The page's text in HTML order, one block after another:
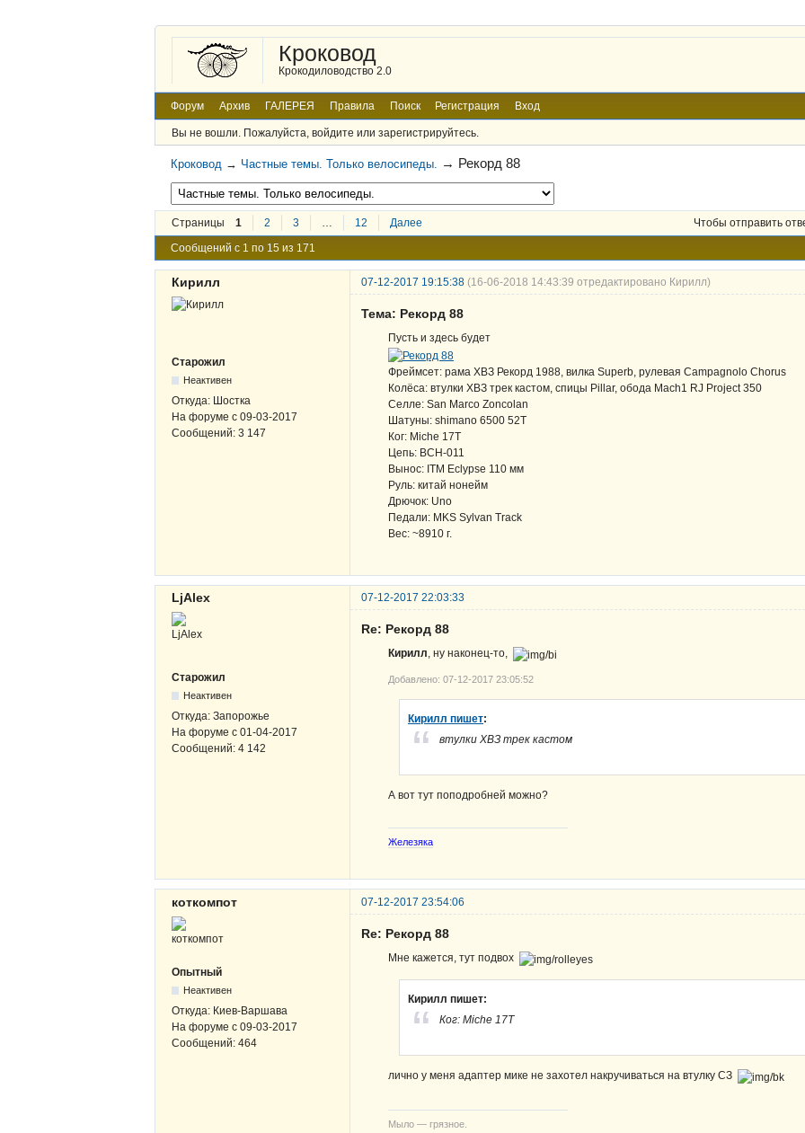
Кроковод
Крокодиловодство 2.0
Форум Архив ГАЛЕРЕЯ Правила Поиск Регистрация Вход
Вы не вошли. Пожалуйста, войдите или зарегистрируйтесь.
Кроковод → Частные темы. Только велосипеды. → Рекорд 88
Страницы 1 2 3 … 12 Далее
Чтобы отправить
Сообщений с 1 по 15 из 171
Кирилл 07-12-2017 19:15:38 (16-06-2018 14:43:39 отредактировано Кирилл)
Старожил
Неактивен
Откуда: Шостка
На форуме с 09-03-2017
Сообщений: 3 147
Тема: Рекорд 88
Пусть и здесь будет
Фреймсет: рама ХВЗ Рекорд 1988, вилка Superb, рулевая Campagnolo Chorus
Колёса: втулки ХВЗ трек кастом, спицы Pillar, обода Mach1 RJ Project 350
Селле: San Marco Zoncolan
Шатуны: shimano 6500 52T
Ког: Miche 17T
Цепь: BCH-011
Вынос: ITM Eclypse 110 мм
Руль: китай нонейм
Дрючок: Uno
Педали: MKS Sylvan Track
Вес: ~8910 г.
LjAlex 07-12-2017 22:03:33
Старожил
Неактивен
Откуда: Запорожье
На форуме с 01-04-2017
Сообщений: 4 142
Re: Рекорд 88
Кирилл, ну наконец-то,
Добавлено: 07-12-2017 23:05:52
Кирилл пишет:
втулки ХВЗ трек кастом
А вот тут поподробней можно?
Железяка
коткомпот 07-12-2017 23:54:06
Опытный
Неактивен
Откуда: Киев-Варшава
На форуме с 09-03-2017
Сообщений: 464
Re: Рекорд 88
Мне кажется, тут подвох
Кирилл пишет:
Ког: Miche 17T
лично у меня адаптер мике не захотел накручиваться на втулку СЗ
Мыло — грязное.